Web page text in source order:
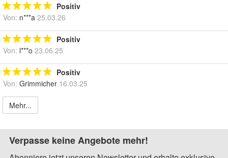
Positiv
Von: n***a 25.03.26
Positiv
Von: l***o 23.06.25
Positiv
Von: Grimmicher 16.03.25
Mehr...
Verpasse keine Angebote mehr!